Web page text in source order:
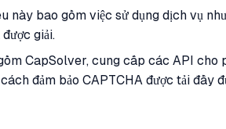
này bao gồm việc sử dụng dịch vụ
giải.
CapSolver, cung cấp các API
đảm bảo CAPTCHA được tải đầy